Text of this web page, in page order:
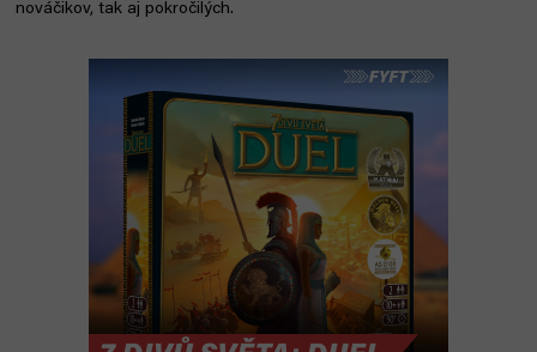
nováčikov, tak aj pokročilých.